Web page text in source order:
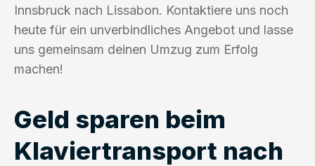
Innsbruck nach Lissabon. Kontaktiere uns noch
heute für ein unverbindliches Angebot und lasse
uns gemeinsam deinen Umzug zum Erfolg
machen!
Geld sparen beim
Klaviertransport nach